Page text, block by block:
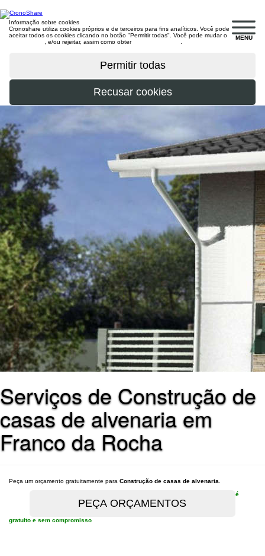
MENU
Informação sobre cookies
Cronoshare utiliza cookies próprios e de terceiros para fins analíticos. Você pode
aceitar todos os cookies clicando no botão "Permitir todas". Você pode mudar o
, e/ou rejeitar, assim como obter
Serviços de Construção de
casas de alvenaria em
Franco da Rocha
Peça um orçamento gratuitamente para Construção de casas de alvenaria
é
gratuito e sem compromisso